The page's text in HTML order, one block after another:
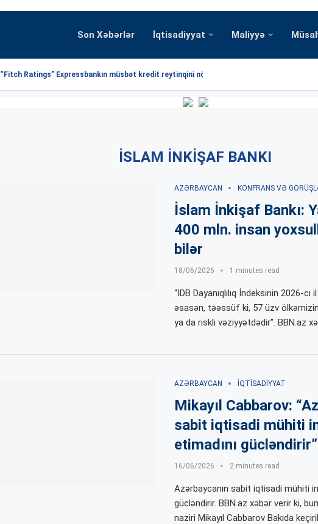
Son Xəbərlər İqtisadiyyat Maliyyə
“Fitch Ratings” Expressbankın müsbət kredit reytinqini növbəti dəfə...
İSLAM İNKIŞAF BANKI
AZƏRBAYCAN KONFRANS VƏ
İslam İnkişaf Bankı:
400 mln. insan
bilər
18/06/2026 1 minutes read
“IDB Dayanıqlılıq İndeksinin 2026-cı
əsasən, təəssüf ki, 57 üzv
ya da riskli vəziyyətdədir”. BBN.az
AZƏRBAYCAN İQTISADIYYAT
Mikayıl Cabbarov:
sabit iqtisadi mühiti
etimadını gücləndirir”
16/06/2026 2 minutes read
Azərbaycanın sabit iqtisadi mühiti
gücləndirir. BBN.az xəbər verir ki,
naziri Mikayıl Cabbarov Bakıda